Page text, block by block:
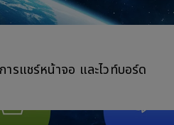
รแชร์หน้าจอ และไวท์บอร์ด